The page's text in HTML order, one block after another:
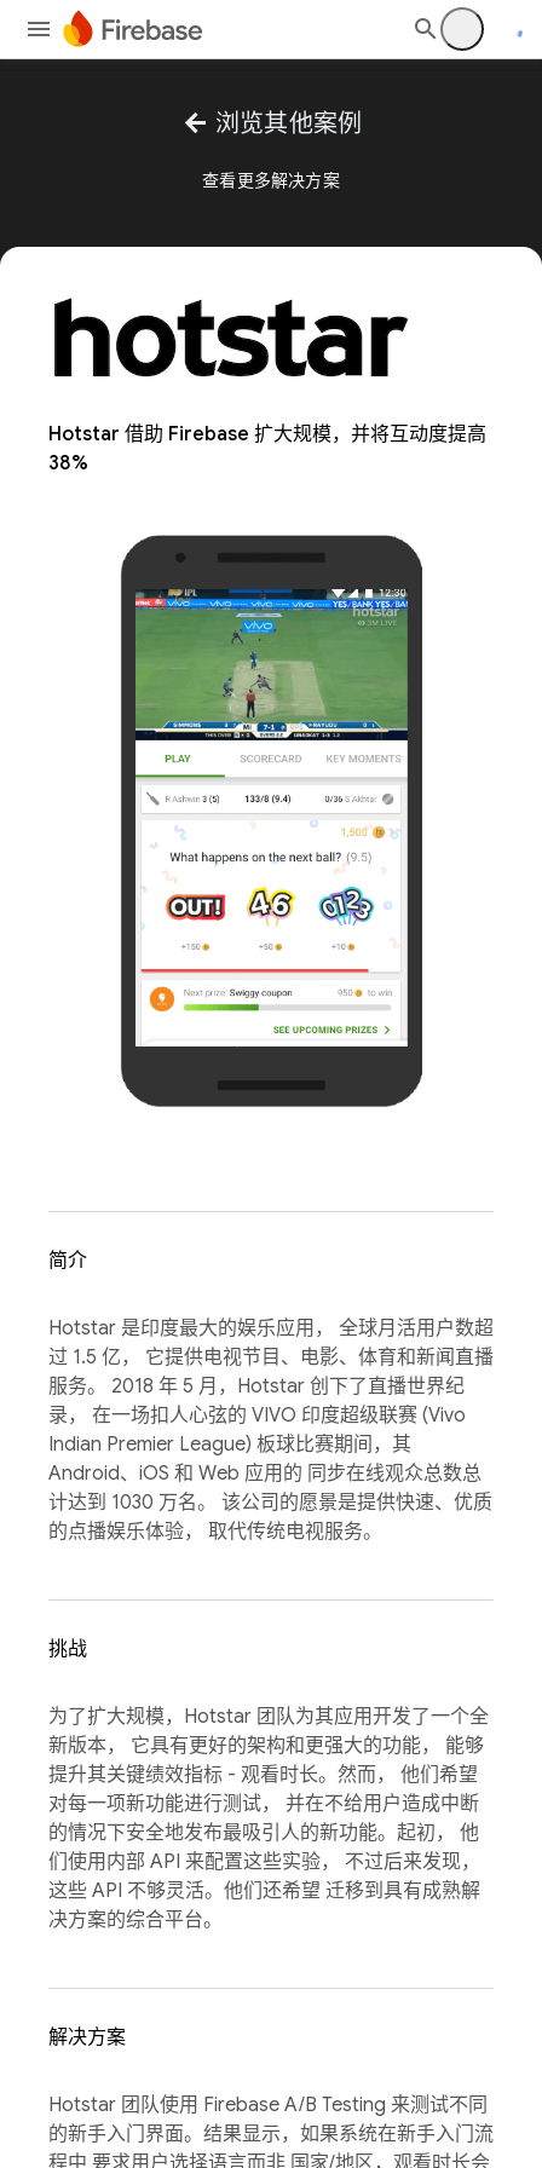
arrow_back 浏览其他案例
查看更多解决方案
Hotstar 借助 Firebase 扩大规模，并将互动度提高
38%
简介
Hotstar 是印度最大的娱乐应用， 全球月活用户数超
过 1.5 亿， 它提供电视节目、电影、体育和新闻直播
服务。 2018 年 5 月，Hotstar 创下了直播世界纪
录， 在一场扣人心弦的 VIVO 印度超级联赛 (Vivo
Indian Premier League) 板球比赛期间，其
Android、iOS 和 Web 应用的 同步在线观众总数总
计达到 1030 万名。 该公司的愿景是提供快速、优质
的点播娱乐体验， 取代传统电视服务。
挑战
为了扩大规模，Hotstar 团队为其应用开发了一个全
新版本， 它具有更好的架构和更强大的功能， 能够
提升其关键绩效指标 - 观看时长。然而， 他们希望
对每一项新功能进行测试， 并在不给用户造成中断
的情况下安全地发布最吸引人的新功能。起初， 他
们使用内部 API 来配置这些实验， 不过后来发现，
这些 API 不够灵活。他们还希望 迁移到具有成熟解
决方案的综合平台。
解决方案
Hotstar 团队使用 Firebase A/B Testing 来测试不同
的新手入门界面。结果显示，如果系统在新手入门流